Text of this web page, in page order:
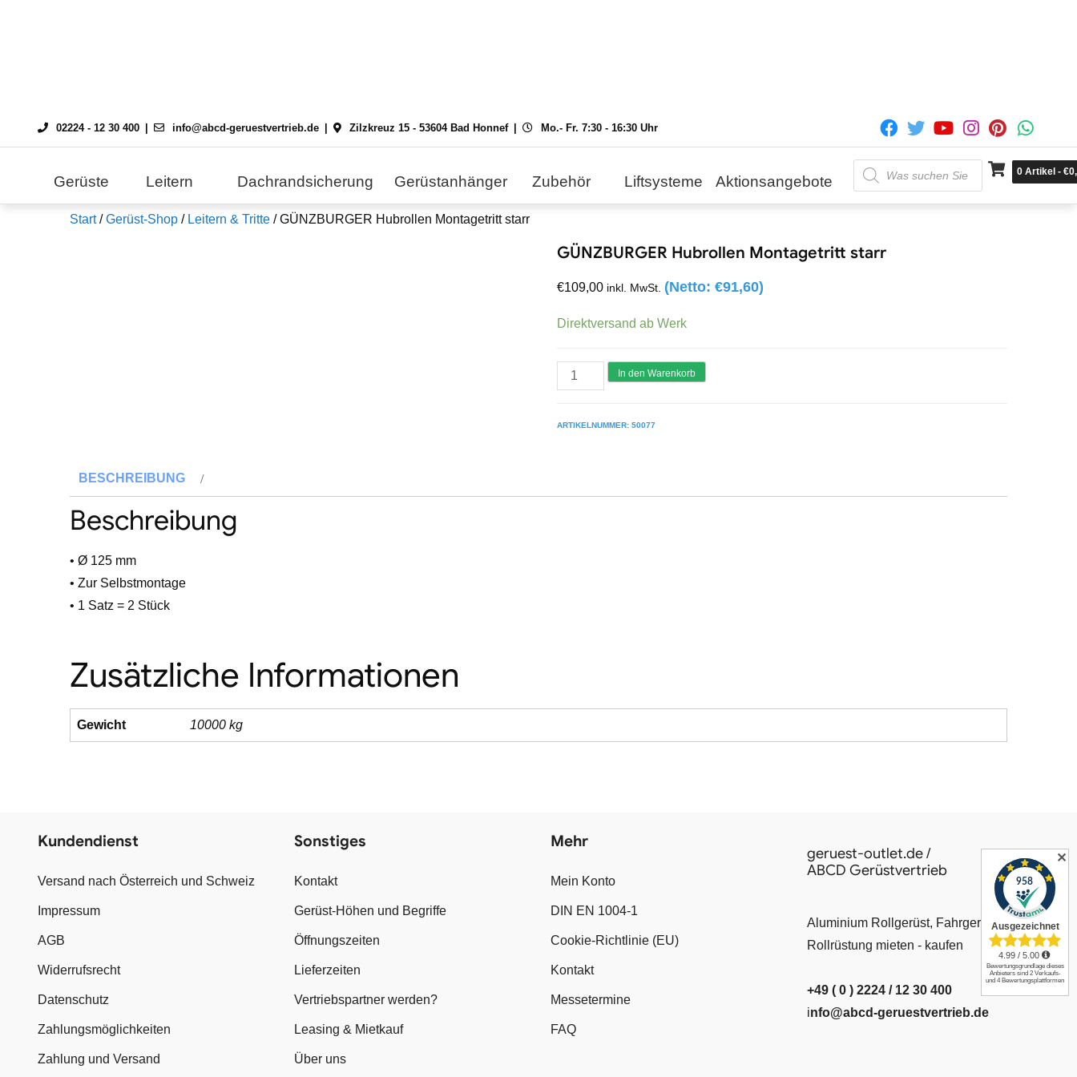
02224 - 12 30 400 info@abcd-geruestvertrieb.de Zilzkreuz 15 - 53604 Bad Honnef Mo.- Fr. 7:30 - 16:30 Uhr
Gerüste Leitern Dachrandsicherung Gerüstanhänger Zubehör Liftsysteme Aktionsangebote
Products
search
0 Artikel - €
Start/Gerüst-Shop / Leitern & Tritte / GÜNZBURGER Hubrollen Montagetritt starr
GÜNZBURGER Hubrollen Montagetritt starr
€109,00 inkl. MwSt. (Netto:€91,60)
Direktversand ab Werk
GÜNZBURGER
Hubrollen
In den Warenkorb
ARTIKELNUMMER:50077
BESCHREIBUNG
Beschreibung
• Ø 125 mm
• Zur Selbstmontage
• 1 Satz = 2 Stück
Zusätzliche Informationen
Gewicht 10000 kg
Kundendienst
Versand nach Österreich und Schweiz
Impressum
AGB
Widerrufsrecht
Datenschutz
Zahlungsmöglichkeiten
Zahlung und Versand
Sonstiges
Kontakt
Gerüst-Höhen und Begriffe
Öffnungszeiten
Lieferzeiten
Vertriebspartner werden?
Leasing & Mietkauf
Über uns
Mehr
Mein Konto
DIN EN 1004-1
Cookie-Richtlinie (EU)
Kontakt
Messetermine
FAQ
geruest-outlet.de /
ABCD Gerüstvertrieb
Aluminium Rollgerüst, Fahrgerüst, Leiter,
Rollrüstung mieten - kaufen
+49 ( 0 ) 2224 / 12 30 400
info@abcd-geruestvertrieb.de
✕